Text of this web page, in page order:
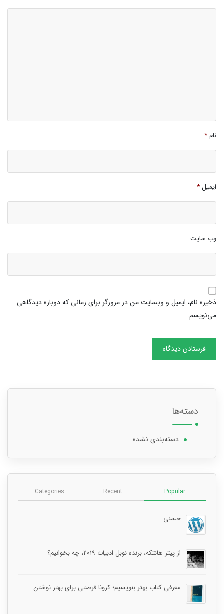
نام*
ایمیل*
وب‌ سایت
ذخیره نام، ایمیل و وبسایت من در مرورگر برای زمانی که دوباره دیدگاهی
می‌نویسم.
دسته‌ها
دسته‌بندی نشده
Popular
Recent
Categories
حسنی
از پیتر هانتکه، برنده نوبل ادبیات ۲۰۱۹، چه بخوانیم؟
معرفی کتاب بهتر بنویسیم؛ کرونا فرصتی برای بهتر نوشتن